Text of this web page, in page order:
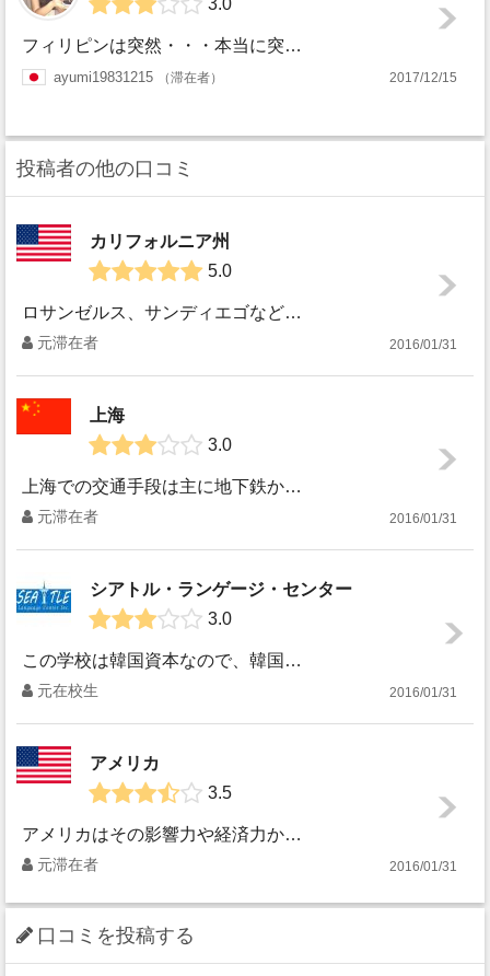
3.0
フィリピンは突然・・・本当に突然祝日が決まります。 日本では、法律によって新しい祝日は、何年もかけて議論され続け2年程度前には国会を通して決定というのが流...
ayumi19831215 滞在者 2017/12/15
投稿者の他の口コミ
カリフォルニア州
5.0
ロサンゼルス、サンディエゴなど西海岸の気候は最高です。夏は湿気が少なく、影に入れば涼しいくらいで暑すぎず、雨もほとんど降りません。日本の夏とは比べものにな...
元滞在者 2016/01/31
上海
3.0
上海での交通手段は主に地下鉄かタクシーとなります。地下鉄の料金は基本的に安いですが、終電が日本と比べてかなり早いので注意が必要です。終電を逃してしまったら...
元滞在者 2016/01/31
シアトル・ランゲージ・センター
3.0
この学校は韓国資本なので、韓国人学生がかなり多いです。年間を通じて時期にもよりますが、韓国人：日本人が半々くらいのことが多いようです。そのほかにたまに台湾...
元在校生 2016/01/31
アメリカ
3.5
アメリカはその影響力や経済力から、著名なDJをたくさん輩出したり招聘したりすることができるので、ナイトクラブに行けば簡単にビッグアーティストにお目にかかる...
元滞在者 2016/01/31
口コミを投稿する